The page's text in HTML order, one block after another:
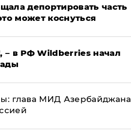
депортировать часть
может коснуться
– в РФ Wildberries начал
глава МИД Азербайджана